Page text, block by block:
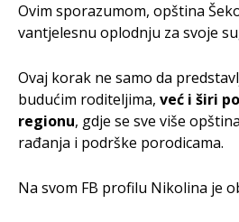
Ovim sporazumom, opština
vantjelesnu oplodnju za svoje
Ovaj korak ne samo da
budućim roditeljima, već i širi
regionu, gdje se sve više
rađanja i podrške porodicama.
Na svom FB profilu Nikolina je